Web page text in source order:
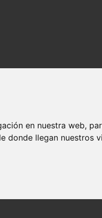
en nuestra web,
donde llegan nuestros